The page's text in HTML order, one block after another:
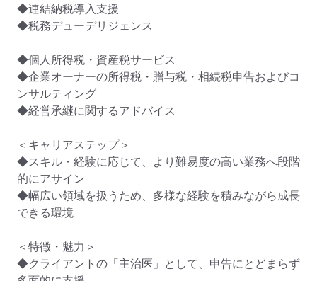
◆連結納税導入支援
◆税務デューデリジェンス
◆個人所得税・資産税サービス
◆企業オーナーの所得税・贈与税・相続税申告およびコ
ンサルティング
◆経営承継に関するアドバイス
＜キャリアステップ＞
◆スキル・経験に応じて、より難易度の高い業務へ段階
的にアサイン
◆幅広い領域を扱うため、多様な経験を積みながら成長
できる環境
＜特徴・魅力＞
◆クライアントの「主治医」として、申告にとどまらず